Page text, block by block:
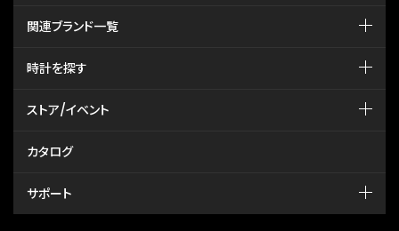
関連ブランド一覧
時計を探す
ストア/イベント
カタログ
サポート